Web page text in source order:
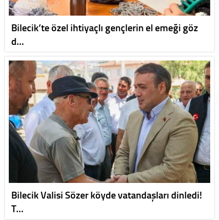
Bilecik’te özel ihtiyaçlı gençlerin el emeği göz
d…
Bilecik Valisi Sözer köyde vatandaşları dinledi!
T…